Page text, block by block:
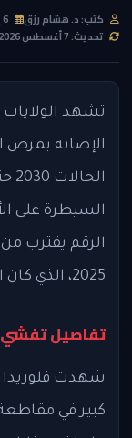
كتب: د. هشام رزق
تحديث: 7 أغسطس 2026 — 5:00 AM
تشهد الولايات
الإصابة بمرض
الرقم يقترب
2025، الذي كان الأعلى منذ عام 1991.
تفاصيل تفشي
كبير في